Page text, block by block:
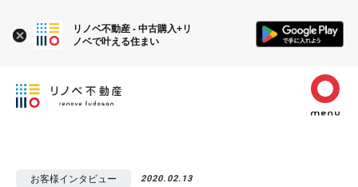
お客様インタビュー 2020.02.13
リノベ不動産 - 中古購入+リ
ノベで叶える住まい